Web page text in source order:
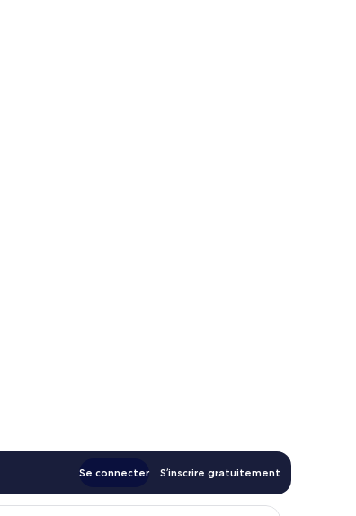
Se connecter S’inscrire gratuitement